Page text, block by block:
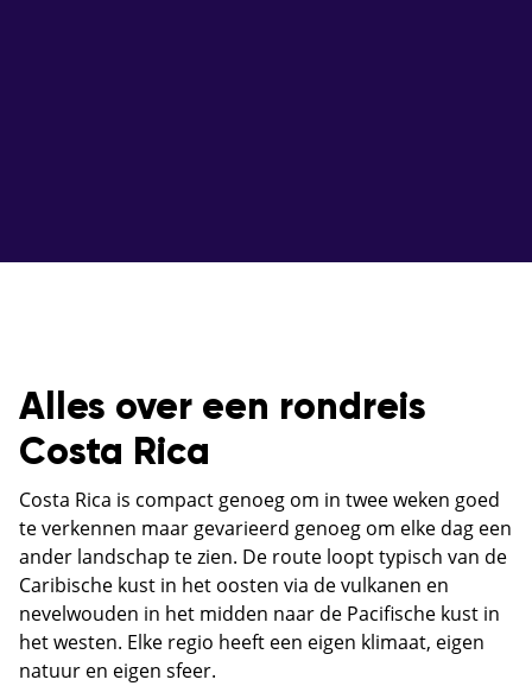
Alles over een rondreis
Costa Rica
Costa Rica is compact genoeg om in twee weken goed
te verkennen maar gevarieerd genoeg om elke dag een
ander landschap te zien. De route loopt typisch van de
Caribische kust in het oosten via de vulkanen en
nevelwouden in het midden naar de Pacifische kust in
het westen. Elke regio heeft een eigen klimaat, eigen
natuur en eigen sfeer.